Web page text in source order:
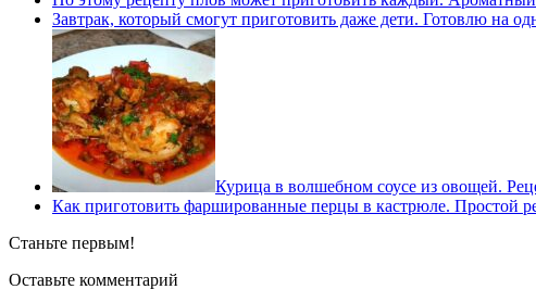
Завтрак, который смогут приготовить даже дети. Готовлю на
Курица в волшебном соусе из овощей.
Как приготовить фаршированные перцы в кастрюле. Простой
Станьте первым!
Оставьте комментарий